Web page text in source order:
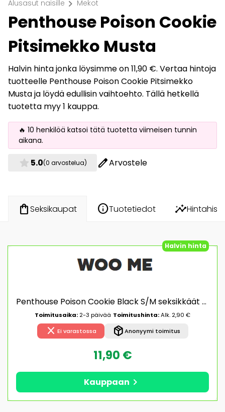
Alusasut naisille chevron_right Mekot
Penthouse Poison Cookie
Pitsimekko Musta
Halvin hinta jonka löysimme on 11,90 €. Vertaa hintoja
tuotteelle Penthouse Poison Cookie Pitsimekko
Musta ja löydä edullisin vaihtoehto. Tällä hetkellä
tuotetta myy 1 kauppa.
🔥 10 henkilöä katsoi tätä tuotetta viimeisen tunnin
aikana.
star 5.0(0 arvostelua) editArvostele
shopping_bagSeksikaupat infoTuotetiedot insights
Halvin hinta
Penthouse Poison Cookie Black S/M seksikkäät vaatteet
Toimitusaika: 2-3 päivää Toimitushinta:Alk. 2,90 €
close Ei varastossa package_2Anonyymi toimitus
11,90 €
Kauppaan chevron_right